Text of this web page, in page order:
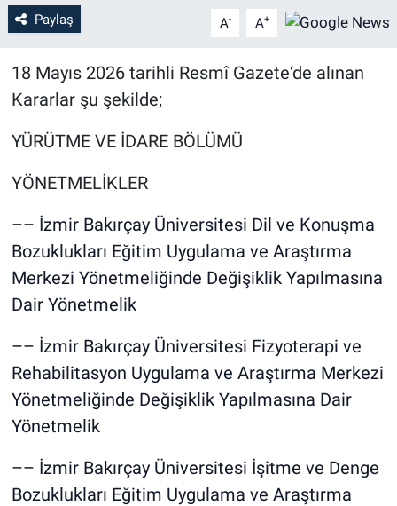
Paylaş A- A+
18 Mayıs 2026 tarihli Resmî Gazete‘de alınan
Kararlar şu şekilde;
YÜRÜTME VE İDARE BÖLÜMÜ
YÖNETMELİKLER
–– İzmir Bakırçay Üniversitesi Dil ve Konuşma
Bozuklukları Eğitim Uygulama ve Araştırma
Merkezi Yönetmeliğinde Değişiklik Yapılmasına
Dair Yönetmelik
–– İzmir Bakırçay Üniversitesi Fizyoterapi ve
Rehabilitasyon Uygulama ve Araştırma Merkezi
Yönetmeliğinde Değişiklik Yapılmasına Dair
Yönetmelik
–– İzmir Bakırçay Üniversitesi İşitme ve Denge
Bozuklukları Eğitim Uygulama ve Araştırma